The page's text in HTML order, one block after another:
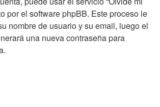
por el software phpBB. Este proceso le
nombre de usuario y su email, luego el
una nueva contraseña para